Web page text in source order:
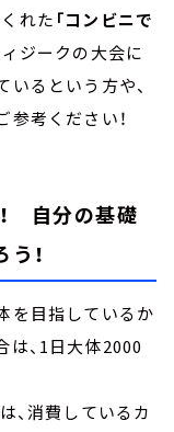
れた 「コンビニで
ジークの大会に
いるという方や、
考ください！
自分の基礎
！
を目指しているか
は、1日大体2000
、消費しているカ